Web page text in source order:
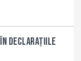
declaraţiile